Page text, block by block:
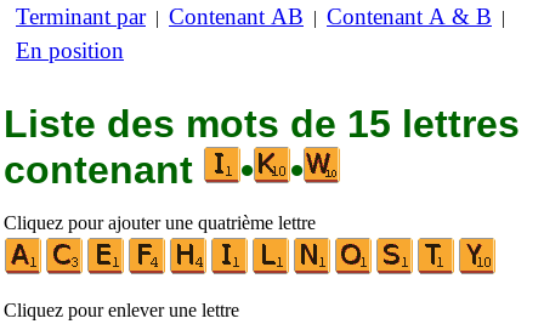
Terminant par| Contenant AB | Contenant A & B |
En position
Liste des mots de 15 lettres
contenant
• •
Cliquez pour ajouter une quatrième lettre
Cliquez pour enlever une lettre